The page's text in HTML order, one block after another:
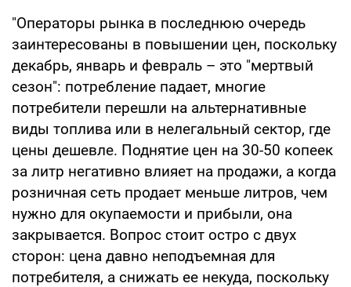
"Операторы рынка в последнюю очередь
заинтересованы в повышении цен, поскольку
декабрь, январь и февраль – это "мертвый
сезон": потребление падает, многие
потребители перешли на альтернативные
виды топлива или в нелегальный сектор, где
цены дешевле. Поднятие цен на 30-50 копеек
за литр негативно влияет на продажи, а когда
розничная сеть продает меньше литров, чем
нужно для окупаемости и прибыли, она
закрывается. Вопрос стоит остро с двух
сторон: цена давно неподъемная для
потребителя, а снижать ее некуда, поскольку